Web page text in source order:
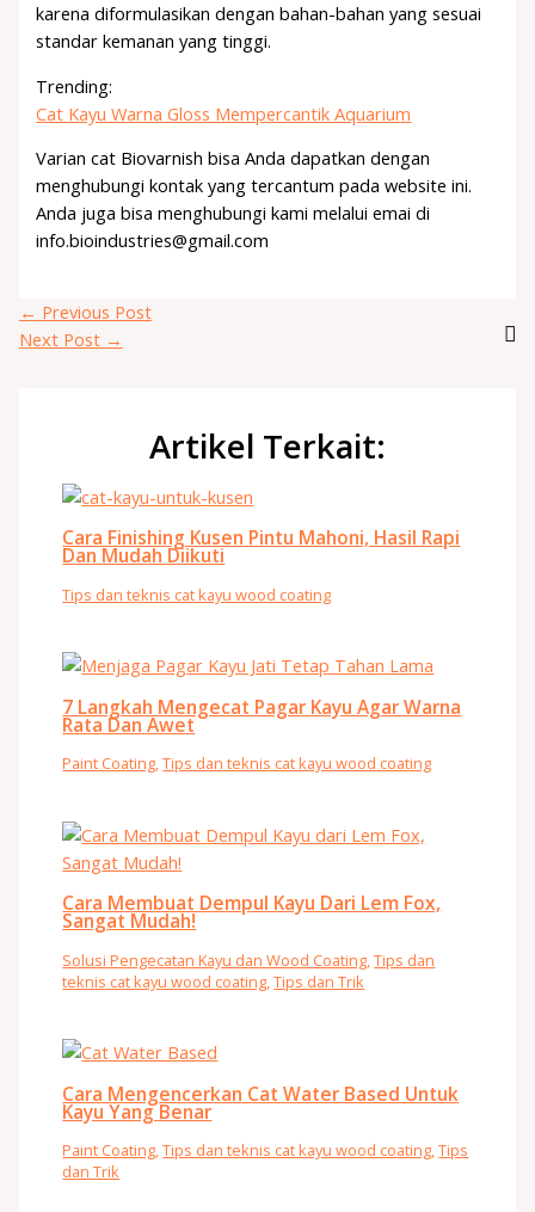
karena diformulasikan dengan bahan-bahan yang sesuai
standar kemanan yang tinggi.
Trending:
Cat Kayu Warna Gloss Mempercantik Aquarium
Varian cat Biovarnish bisa Anda dapatkan dengan
menghubungi kontak yang tercantum pada website ini.
Anda juga bisa menghubungi kami melalui emai di
info.bioindustries@gmail.com
← Previous Post
Next Post →
Artikel Terkait:
Cara Finishing Kusen Pintu Mahoni, Hasil Rapi
Dan Mudah Diikuti
Tips dan teknis cat kayu wood coating
7 Langkah Mengecat Pagar Kayu Agar Warna
Rata Dan Awet
Paint Coating,Tips dan teknis cat kayu wood coating
Cara Membuat Dempul Kayu Dari Lem Fox,
Sangat Mudah!
Solusi Pengecatan Kayu dan Wood Coating,Tips dan
teknis cat kayu wood coating,Tips dan Trik
Cara Mengencerkan Cat Water Based Untuk
Kayu Yang Benar
Paint Coating,Tips dan teknis cat kayu wood coating,Tips
dan Trik